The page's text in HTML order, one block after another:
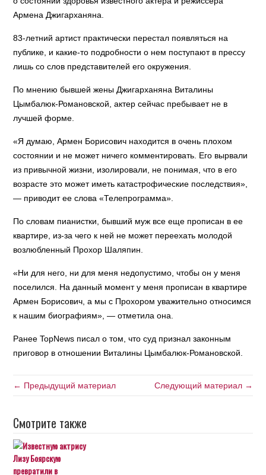
Армена Джигарханяна.
83-летний артист практически перестал появляться на
публике, и какие-то подробности о нем поступают в прессу
лишь со слов представителей его окружения.
По мнению бывшей жены Джигарханяна Виталины
Цымбалюк-Романовской, актер сейчас пребывает не в
лучшей форме.
«Я думаю, Армен Борисович находится в очень плохом
состоянии и не может ничего комментировать. Его вырвали
из привычной жизни, изолировали, не понимая, что в его
возрасте это может иметь катастрофические последствия»,
— приводит ее слова «Телепрограмма».
По словам пианистки, бывший муж все еще прописан в ее
квартире, из-за чего к ней не может переехать молодой
возлюбленный Прохор Шаляпин.
«Ни для него, ни для меня недопустимо, чтобы он у меня
поселился. На данный момент у меня прописан в квартире
Армен Борисович, а мы с Прохором уважительно относимся
к нашим биографиям», — отметила она.
Ранее TopNews писал о том, что суд признал законным
приговор в отношении Виталины Цымбалюк-Романовской.
← Предыдущий материал Следующий материал →
Смотрите также